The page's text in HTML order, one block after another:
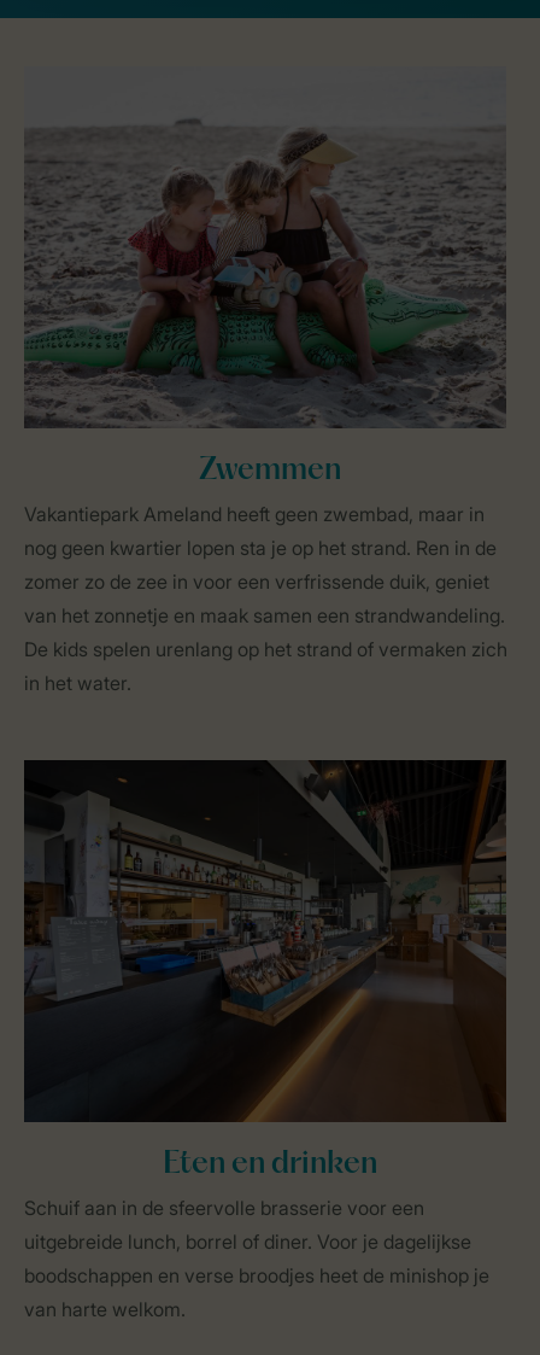
Zwemmen
Vakantiepark Ameland heeft geen zwembad, maar in
nog geen kwartier lopen sta je op het strand. Ren in de
zomer zo de zee in voor een verfrissende duik, geniet
van het zonnetje en maak samen een strandwandeling.
De kids spelen urenlang op het strand of vermaken zich
in het water.
Eten en drinken
Schuif aan in de sfeervolle brasserie voor een
uitgebreide lunch, borrel of diner. Voor je dagelijkse
boodschappen en verse broodjes heet de minishop je
van harte welkom.